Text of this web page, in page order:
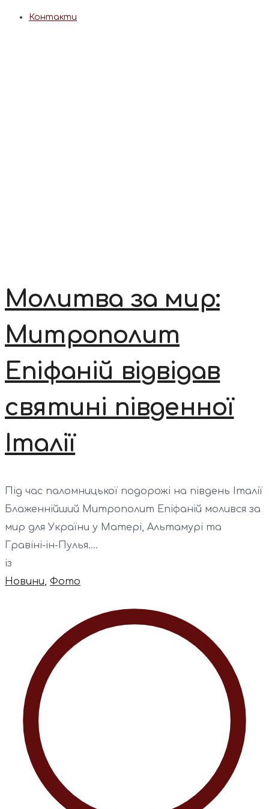
Контакти
Молитва за мир:
Митрополит
Епіфаній відвідав
святині південної
Італії
Під час паломницької подорожі на південь Італії
Блаженнійший Митрополит Епіфаній молився за
мир для України у Матері, Альтамурі та
Гравіні-ін-Пулья....
із
Новини, Фото